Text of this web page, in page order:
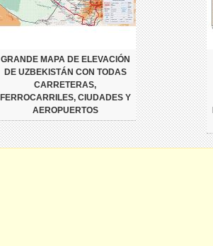
GRANDE MAPA DE ELEVACIÓN
DE UZBEKISTÁN CON TODAS
CARRETERAS,
FERROCARRILES, CIUDADES Y
AEROPUERTOS